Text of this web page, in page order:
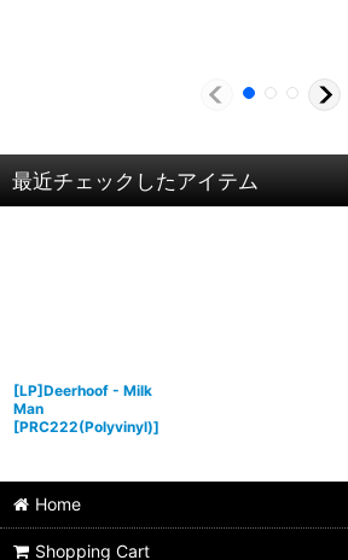
最近チェックしたアイテム
[LP]Deerhoof - Milk
Man
[PRC222(Polyvinyl)]
Home
Shopping Cart